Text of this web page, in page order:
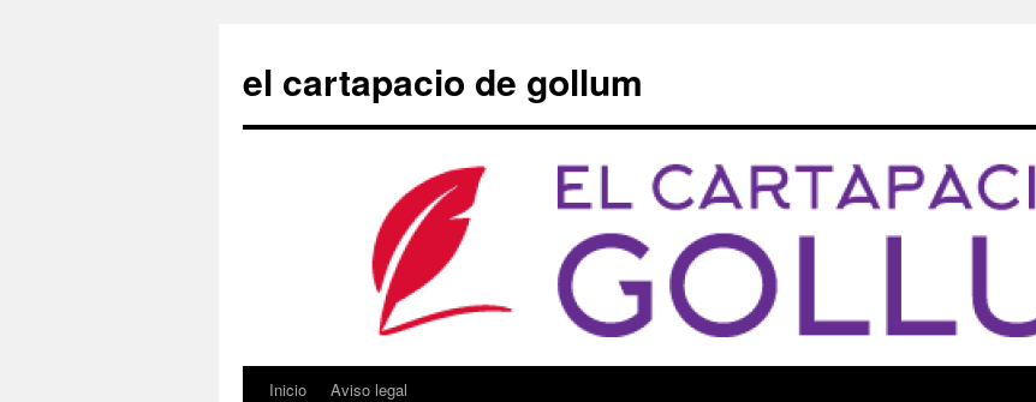
contenido
el cartapacio de gollum
Inicio Aviso legal